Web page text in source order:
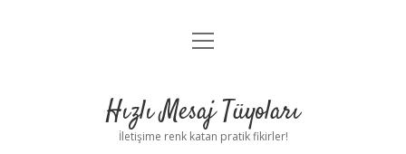
Anasayfa
Yasal Uyarı
menüyü
Hızlı Mesaj Tüyoları
İletişime renk katan pratik fikirler!